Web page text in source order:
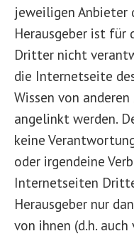
jeweiligen Anbieter
Herausgeber ist für
Dritter nicht
die Internetseite
Wissen von
angelinkt werden.
keine
oder irgendeine
Internetseiten
Herausgeber nur
von ihnen (d.h.